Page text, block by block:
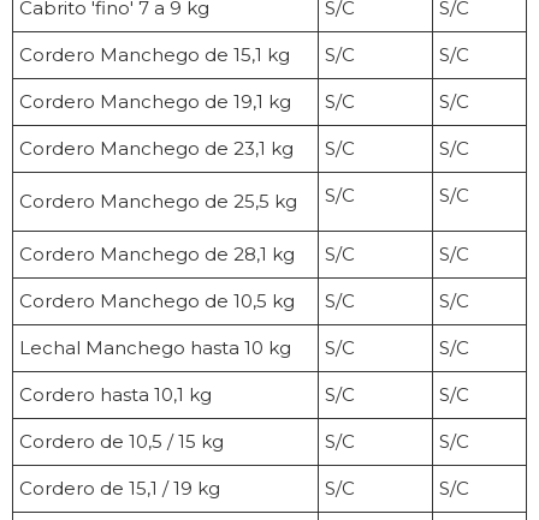
Cabrito 'fino' 7 a 9 kg S/C S/C
Cordero Manchego de 15,1 kg S/C S/C
Cordero Manchego de 19,1 kg S/C S/C
Cordero Manchego de 23,1 kg S/C S/C
Cordero Manchego de 25,5 kg S/C S/C
Cordero Manchego de 28,1 kg S/C S/C
Cordero Manchego de 10,5 kg S/C S/C
Lechal Manchego hasta 10 kg S/C S/C
Cordero hasta 10,1 kg S/C S/C
Cordero de 10,5 / 15 kg S/C S/C
Cordero de 15,1 / 19 kg S/C S/C